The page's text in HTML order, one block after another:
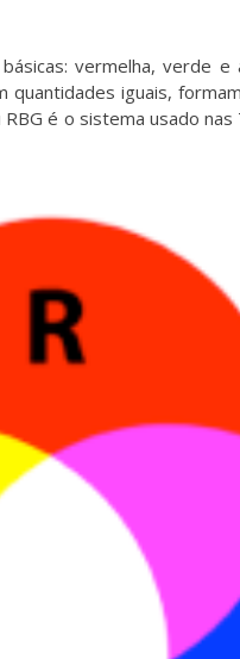
vermelha, verde
iguais,
é o sistema usado